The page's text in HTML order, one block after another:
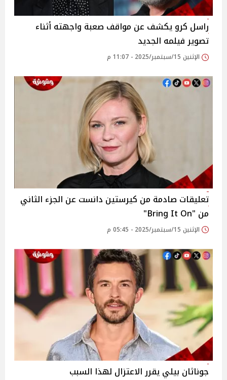
راسل كرو يكشف عن مواقف صعبة واجهته أثناء
تصوير فيلمه الجديد
الإثنين 15/سبتمبر/2025 - 11:07 م
تعليقات صادمة من كيرستين دانست عن الجزء الثاني
من "Bring It On"
الإثنين 15/سبتمبر/2025 - 05:45 م
جوناثان بيلي يقرر الاعتزال لهذا السبب